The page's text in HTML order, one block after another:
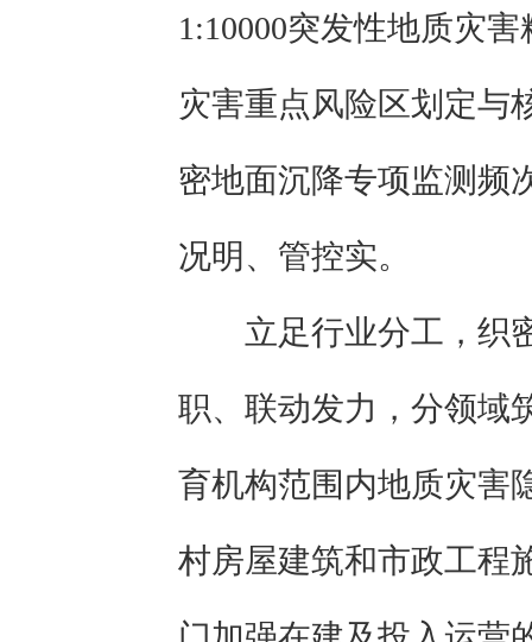
1:10000突发性地质灾
灾害重点风险区划定与
密地面沉降专项监测频
况明、管控实。
立足行业分工，织
职、联动发力，分领域
育机构范围内地质灾害
村房屋建筑和市政工程